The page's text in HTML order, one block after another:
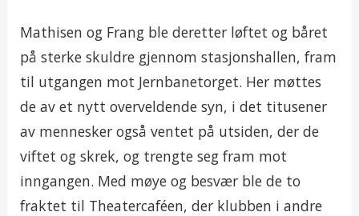
Mathisen og Frang ble deretter løftet og båret
på sterke skuldre gjennom stasjonshallen, fram
til utgangen mot Jernbanetorget. Her møttes
de av et nytt overveldende syn, i det titusener
av mennesker også ventet på utsiden, der de
viftet og skrek, og trengte seg fram mot
inngangen. Med møye og besvær ble de to
fraktet til Theatercaféen, der klubben i andre